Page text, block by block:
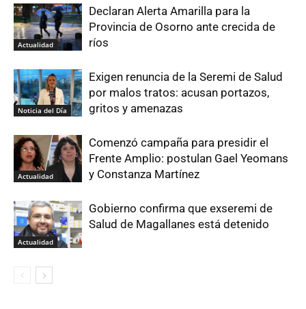
Actualidad
Declaran Alerta Amarilla para la
Provincia de Osorno ante crecida de
ríos
Noticia del Día
Exigen renuncia de la Seremi de Salud
por malos tratos: acusan portazos,
gritos y amenazas
Actualidad
Comenzó campaña para presidir el
Frente Amplio: postulan Gael Yeomans
y Constanza Martínez
Actualidad
Gobierno confirma que exseremi de
Salud de Magallanes está detenido